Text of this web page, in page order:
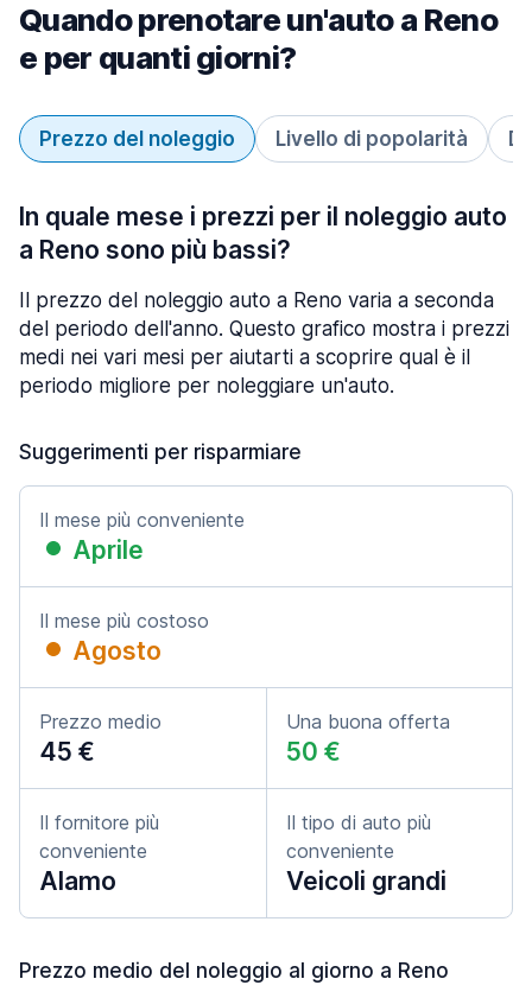
Quando prenotare un'auto a Reno
e per quanti giorni?
Prezzo del noleggio Livello di popolarità
In quale mese i prezzi per il noleggio auto
a Reno sono più bassi?
Il prezzo del noleggio auto a Reno varia a seconda
del periodo dell'anno. Questo grafico mostra i prezzi
medi nei vari mesi per aiutarti a scoprire qual è il
periodo migliore per noleggiare un'auto.
Suggerimenti per risparmiare
Il mese più conveniente
Aprile
Il mese più costoso
Agosto
Prezzo medio
45 €
Una buona offerta
50 €
Il fornitore più
conveniente
Alamo
Il tipo di auto più
conveniente
Veicoli grandi
Prezzo medio del noleggio al giorno a Reno